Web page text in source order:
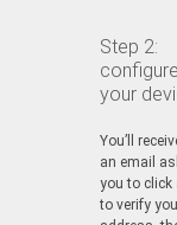
Step 2:
configure
your
You’ll
an email
you to click
to verify